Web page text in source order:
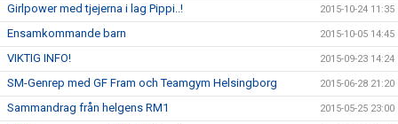
Girlpower med tjejerna i lag Pippi..! 2015-10-24 11:35
Ensamkommande barn 2015-10-05 14:45
VIKTIG INFO! 2015-09-23 14:24
SM-Genrep med GF Fram och Teamgym Helsingborg 2015-06-28 21:20
Sammandrag från helgens RM1 2015-05-25 23:00